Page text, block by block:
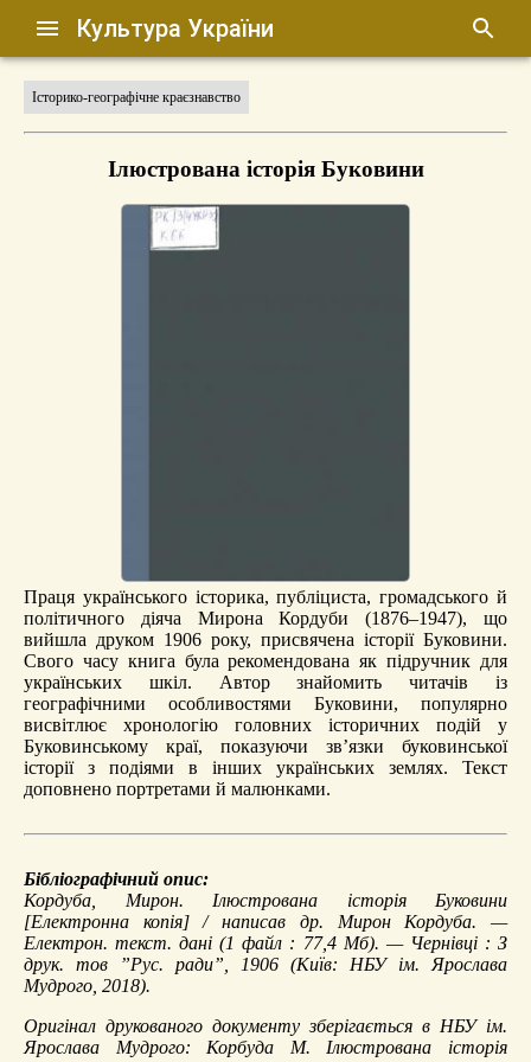
Культура України
Історико-географічне краєзнавство
Ілюстрована історія Буковини
Праця українського історика, публіциста, громадського й
політичного діяча Мирона Кордуби (1876–1947), що
вийшла друком 1906 року, присвячена історії Буковини.
Свого часу книга була рекомендована як підручник для
українських шкіл. Автор знайомить читачів із
географічними особливостями Буковини, популярно
висвітлює хронологію головних історичних подій у
Буковинському краї, показуючи зв’язки буковинської
історії з подіями в інших українських землях. Текст
доповнено портретами й малюнками.
Бібліографічний опис:
Кордуба, Мирон. Ілюстрована історія Буковини
[Електронна копія] / написав др. Мирон Кордуба. —
Електрон. текст. дані (1 файл : 77,4 Мб). — Чернівці : З
друк. тов ”Рус. ради”, 1906 (Київ: НБУ ім. Ярослава
Мудрого, 2018).
Оригінал друкованого документу зберігається в НБУ ім.
Ярослава Мудрого: Корбуда М. Ілюстрована історія